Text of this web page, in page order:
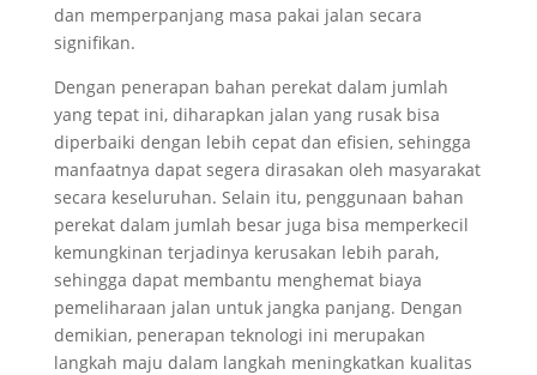
dan memperpanjang masa pakai jalan secara
signifikan.
Dengan penerapan bahan perekat dalam jumlah
yang tepat ini, diharapkan jalan yang rusak bisa
diperbaiki dengan lebih cepat dan efisien, sehingga
manfaatnya dapat segera dirasakan oleh masyarakat
secara keseluruhan. Selain itu, penggunaan bahan
perekat dalam jumlah besar juga bisa memperkecil
kemungkinan terjadinya kerusakan lebih parah,
sehingga dapat membantu menghemat biaya
pemeliharaan jalan untuk jangka panjang. Dengan
demikian, penerapan teknologi ini merupakan
langkah maju dalam langkah meningkatkan kualitas